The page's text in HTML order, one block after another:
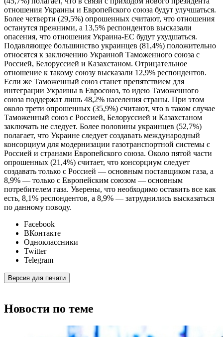
отношения Украины и Европейского союза будут улучшаться.
Более четверти (29,5%) опрошенных считают, что отношения
останутся прежними, а 13,5% респондентов высказали
опасения, что отношения Украина-ЕС будут ухудшаться.
Подавляющее большинство украинцев (81,4%) положительно
относятся к заключению Украиной Таможенного союза с
Россией, Белоруссией и Казахстаном. Отрицательное
отношение к такому союзу высказали 12,9% респондентов.
Если же Таможенный союз станет препятствием для
интеграции Украины в Евросоюз, то идею Таможенного
союза поддержат лишь 48,2% населения страны. При этом
около трети опрошенных (35,9%) считают, что в таком случае
Таможенный союз с Россией, Белоруссией и Казахстаном
заключать не следует. Более половины украинцев (52,7%)
полагает, что Украине следует создавать международный
консорциум для модернизации газотранспортной системы с
Россией и странами Европейского союза. Около пятой части
опрошенных (21,4%) считает, что консорциум следует
создавать только с Россией — основным поставщиком газа, а
8,9% — только с Европейским союзом — основным
потребителем газа. Уверены, что необходимо оставить все как
есть, 8,1% респондентов, а 8,9% — затруднились высказаться
по данному поводу.
Facebook
ВКонтакте
Одноклассники
Twitter
Telegram
Версия для печати
Новости по теме